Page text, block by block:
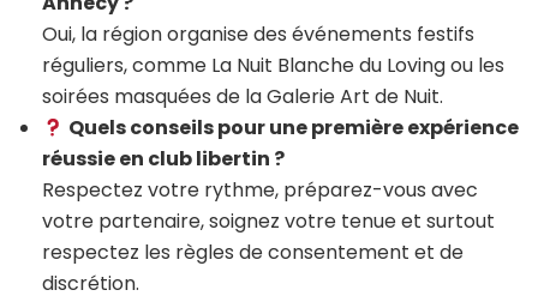
Oui, la région organise des événements festifs
réguliers, comme La Nuit Blanche du Loving ou les
soirées masquées de la Galerie Art de Nuit.
Quels conseils pour une première expérience
réussie en club libertin ?
Respectez votre rythme, préparez-vous avec
votre partenaire, soignez votre tenue et surtout
respectez les règles de consentement et de
discrétion.